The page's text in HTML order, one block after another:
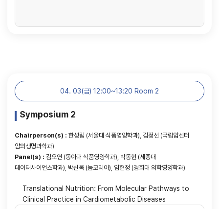
04. 03(금) 12:00~13:20 Room 2
Symposium 2
Chairperson(s) : 한성림 (서울대 식품영양학과), 김정선 (국립암센터
암의생명과학과)
Panel(s) : 김오연 (동아대 식품영양학과), 박동현 (세종대
데이터사이언스학과), 박신옥 (눔코리아), 임현정 (경희대 의학영양학과)
Translational Nutrition: From Molecular Pathways to
Clinical Practice in Cardiometabolic Diseases